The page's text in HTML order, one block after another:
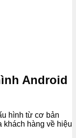
Android
hình từ cơ bản
khách hàng về hiệu